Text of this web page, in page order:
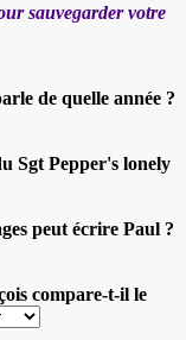
sauvegarder votre
de quelle année ?
Sgt Pepper's lonely
peut écrire Paul ?
compare-t-il le